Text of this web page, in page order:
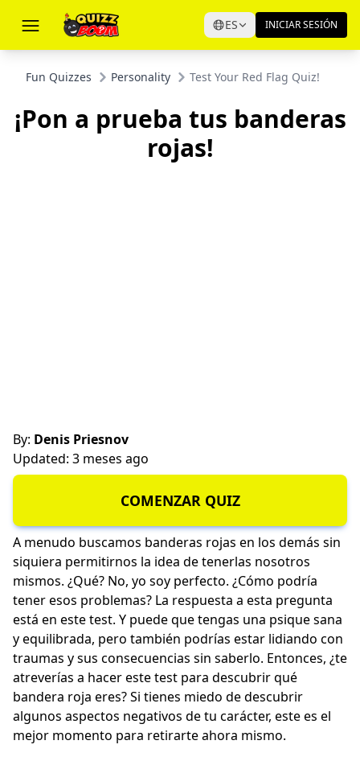
ES INICIAR SESIÓN
Fun Quizzes Personality Test Your Red Flag Quiz!
¡Pon a prueba tus banderas
rojas!
By: Denis Priesnov
Updated: 3 meses ago
COMENZAR QUIZ
A menudo buscamos banderas rojas en los demás sin
siquiera permitirnos la idea de tenerlas nosotros
mismos. ¿Qué? No, yo soy perfecto. ¿Cómo podría
tener esos problemas? La respuesta a esta pregunta
está en este test. Y puede que tengas una psique sana
y equilibrada, pero también podrías estar lidiando con
traumas y sus consecuencias sin saberlo. Entonces, ¿te
atreverías a hacer este test para descubrir qué
bandera roja eres? Si tienes miedo de descubrir
algunos aspectos negativos de tu carácter, este es el
mejor momento para retirarte ahora mismo.